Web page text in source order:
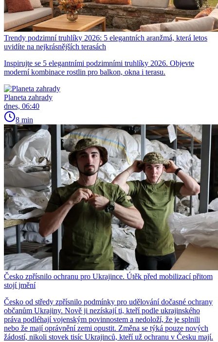
Trendy podzimní truhlíky 2026: 5 elegantních aranžmá, která letos
uvidíte na nejkrásnějších terasách
Inspirujte se 5 elegantními podzimními truhlíky 2026. Objevte
moderní kombinace rostlin pro balkon, okna i terasu.
Planeta zahrady
dnes, 06:40
8 min
Česko zpřísnilo ochranu pro Ukrajince. Útěk před mobilizací přitom
stojí jmění
Česko od středy zpřísnilo podmínky pro udělování dočasné ochrany
občanům Ukrajiny. Nově ji nezískají ti, kteří podle ukrajinského
práva podléhají vojenským povinnostem a nedoloží, že je splnili
nebo že mají oprávnění zemi opustit. Změna se týká pouze nových
žádostí, nikoli stovek tisíc Ukrajinců, kteří už ochranu v Česku mají.